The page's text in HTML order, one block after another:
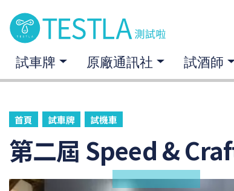
試車牌 原廠通訊社 試酒師
首頁 試車牌 試機車
第二屆 Speed &